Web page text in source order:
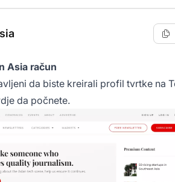
Asia račun
da biste kreirali profil tvrtke na
da počnete.